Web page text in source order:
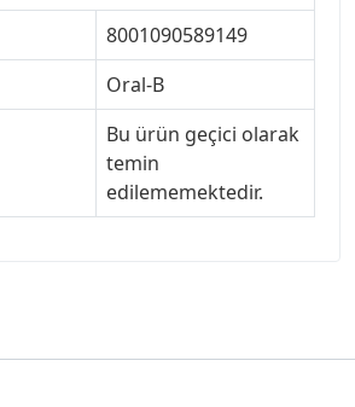
8001090589149
Oral-B
Bu ürün geçici olarak
temin
edilememektedir.